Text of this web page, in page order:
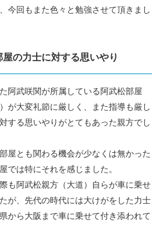
今回もまた色々と勉強させて頂きまし
の力士に対する思いやり
阿武咲関が所属している阿武松部屋
が大変礼節に厳しく、また指導も厳し
する思いやりがとてもあった親方でし
屋とも関わる機会が少なくは無かった
では特にそれを感じました。
も阿武松親方（大道）自らが車に乗せ
が、先代の時代には大けがをした力士
から大阪まで車に乗せて付き添われて